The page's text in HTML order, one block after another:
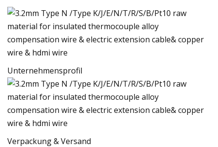
Unternehmensprofil
Verpackung & Versand